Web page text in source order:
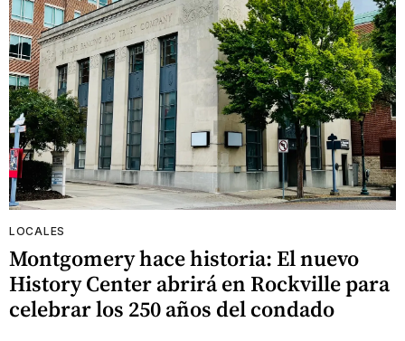
LOCALES
Montgomery hace historia: El nuevo
History Center abrirá en Rockville para
celebrar los 250 años del condado